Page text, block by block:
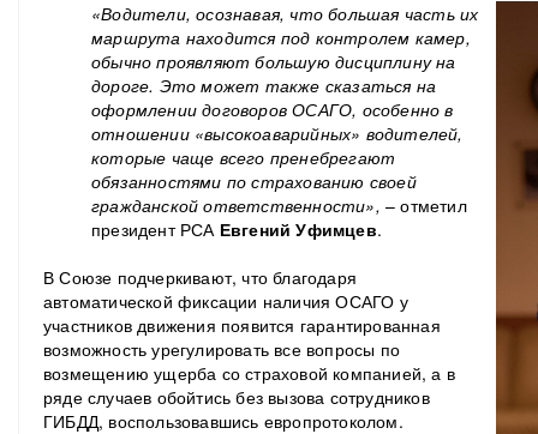
«Водители, осознавая, что большая часть их
маршрута находится под контролем камер,
обычно проявляют большую дисциплину на
дороге. Это может также сказаться на
оформлении договоров ОСАГО, особенно в
отношении «высокоаварийных» водителей,
которые чаще всего пренебрегают
обязанностями по страхованию своей
гражданской ответственности», – отметил
президент РСА Евгений Уфимцев.
В Союзе подчеркивают, что благодаря
автоматической фиксации наличия ОСАГО у
участников движения появится гарантированная
возможность урегулировать все вопросы по
возмещению ущерба со страховой компанией, а в
ряде случаев обойтись без вызова сотрудников
ГИБДД, воспользовавшись европротоколом.